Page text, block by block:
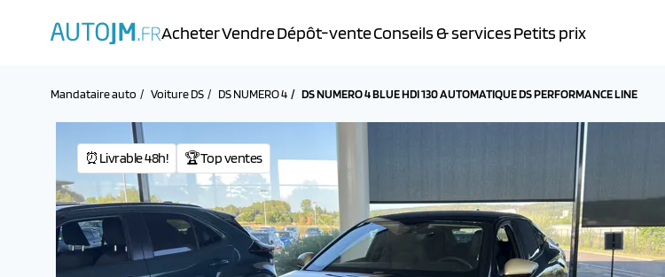
AcheterVendreDépôt-venteConseils & servicesPetits prix
Mandataire auto Voiture DS DS NUMERO 4 DS NUMERO 4 BLUE HDI 130 AUTOMATIQUE DS PERFORMANCE LINE
⏰Livrable 48h! 🏆Top ventes